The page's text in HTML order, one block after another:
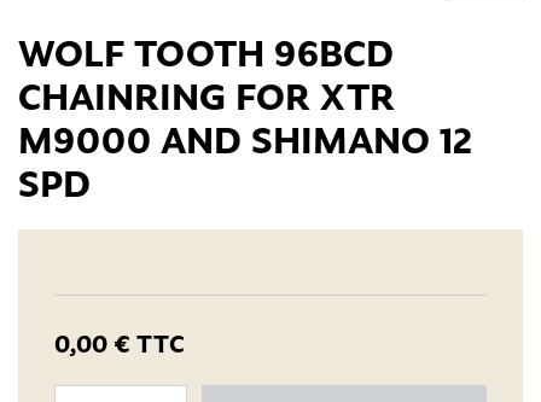
WOLF TOOTH 96BCD
CHAINRING FOR XTR
M9000 AND SHIMANO 12
SPD
0,00 € TTC